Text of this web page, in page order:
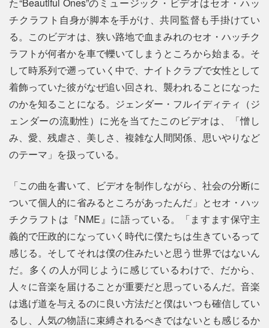
た“Beautiful Ones”のミュージック・ビデオはセオ・ハッ
チクラフト自身が脚本を手がけ、共同監督も手掛けてい
る。このビデオは、狭い路地で血まみれのセオ・ハッチク
ラフトが何者かを車で轢いてしまうところから始まる。そ
して時系列で遡っていく中で、ナイトクラブで女性として
着飾っていた彼がなぜ追い回され、襲われることになった
のかを知ることになる。ジェンダー・フルイディティ（ジ
ェンダーの流動性）に光を当てたこのビデオは、「憎し
み、愛、残虐さ、美しさ、複雑な人間関係、思いやりなど
のテーマ」を扱っている。
「この曲を書いて、ビデオを制作しながら、社会の分断に
ついて個人的に省みるところがあったんだ」とセオ・ハッ
チクラフトは『NME』に語っている。「ますます保守主
義的で圧政的になっていく時代に僕たちは生きているって
感じる。そしてそれは僕の住みたいと思う世界ではないん
だ。多くの人が同じように感じているわけで、だから、
人々に音楽を届けることが重要だと思っているんだ。音楽
は逃げ道を与えるのに良い方法だと僕はいつも確信してい
るし、人気の物語に束縛されるべきではないとも感じるか